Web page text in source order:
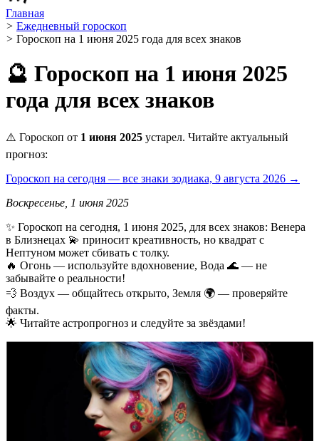
Главная
> Ежедневный гороскоп
> Гороскоп на 1 июня 2025 года для всех знаков
🔮 Гороскоп на 1 июня 2025
года для всех знаков
⚠️ Гороскоп от 1 июня 2025 устарел. Читайте актуальный
прогноз:
Гороскоп на сегодня — все знаки зодиака, 9 августа 2026 →
Воскресенье, 1 июня 2025
✨ Гороскоп на сегодня, 1 июня 2025, для всех знаков: Венера
в Близнецах 💫 приносит креативность, но квадрат с
Нептуном может сбивать с толку.
🔥 Огонь — используйте вдохновение, Вода 🌊 — не
забывайте о реальности!
💨 Воздух — общайтесь открыто, Земля 🌍 — проверяйте
факты.
🌟 Читайте астропрогноз и следуйте за звёздами!